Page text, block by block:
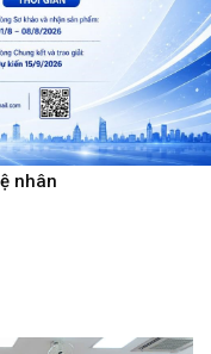
nhân